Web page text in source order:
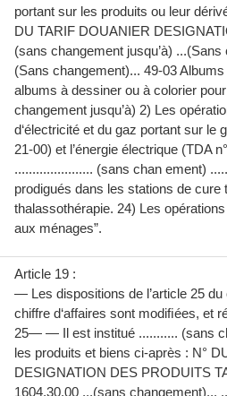
portant sur les produits ou leur
DU TARIF DOUANIER
(sans changement jusqu’à)
(Sans changement)... 49-03
albums à dessiner ou à colorier
changement jusqu’à) 2) Les
d‘électricité et du gaz portant sur le
21-00) et l’énergie électrique (TDA
...................... (sans chan ement)
prodigués dans les stations de cure
thalassothérapie. 24) Les
aux ménages”.
Article 19 :
— Les dispositions de l’article 25
chiffre d‘affaires sont modiﬁées, et
25— — Il est institué ........... (sans
les produits et biens ci-après : N°
DESIGNATION DES PRODUITS
1604.30.00 ...(sans changement)...